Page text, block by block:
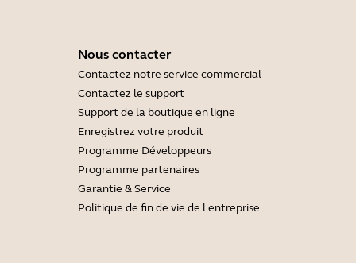
Nous contacter
Contactez notre service commercial
Contactez le support
Support de la boutique en ligne
Enregistrez votre produit
Programme Développeurs
Programme partenaires
Garantie & Service
Politique de fin de vie de l'entreprise